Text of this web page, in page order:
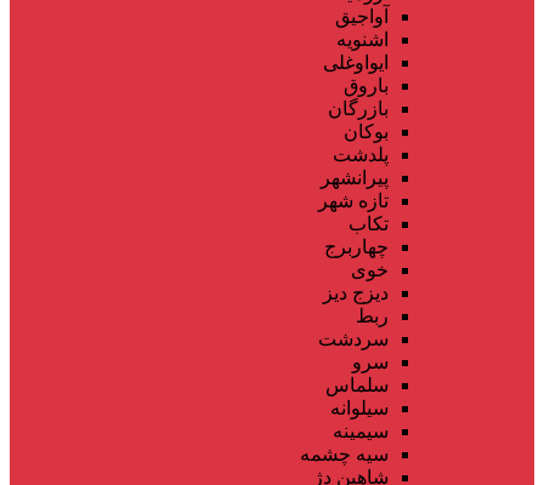
آواجیق
اشنویه
ایواوغلی
باروق
بازرگان
بوکان
پلدشت
پیرانشهر
تازه شهر
تکاب
چهاربرج
خوی
دیزج دیز
ربط
سردشت
سرو
سلماس
سیلوانه
سیمینه
سیه چشمه
شاهین دژ